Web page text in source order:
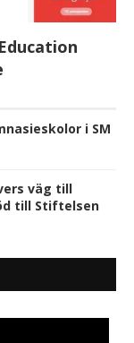
i SM
väg till
till Stiftelsen